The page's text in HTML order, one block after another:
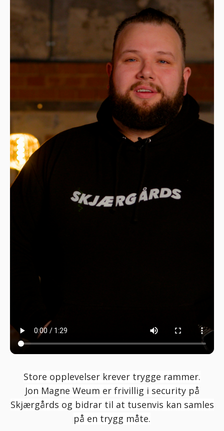
Store opplevelser krever trygge rammer.
Jon Magne Weum er frivillig i security på
Skjærgårds og bidrar til at tusenvis kan samles
på en trygg måte.